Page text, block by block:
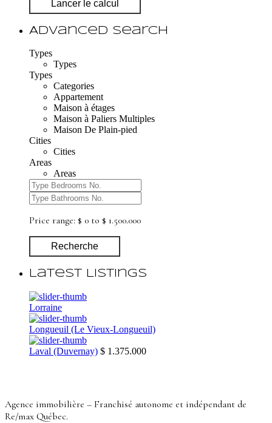
Lancer le calcul
Advanced Search
Types
Types
Types
Categories
Appartement
Maison à étages
Maison à Paliers Multiples
Maison De Plain-pied
Cities
Cities
Areas
Areas
Price range: $ 0 to $ 1.500.000
Recherche
Latest Listings
Lorraine
Longueuil (Le Vieux-Longueuil)
Laval (Duvernay) $ 1.375.000
Agence immobilière – Franchisé autonome et indépendant de
Re/max Québec.